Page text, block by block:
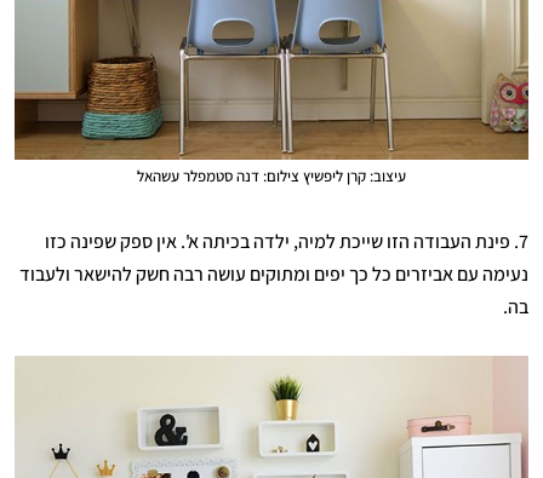
עיצוב: קרן ליפשיץ צילום: דנה סטמפלר עשהאל
7. פינת העבודה הזו שייכת למיה, ילדה בכיתה א'. אין ספק שפינה כזו
נעימה עם אביזרים כל כך יפים ומתוקים עושה רבה חשק להישאר ולעבוד
בה.